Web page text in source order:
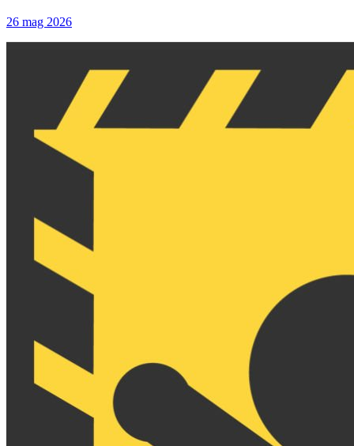
26 mag 2026